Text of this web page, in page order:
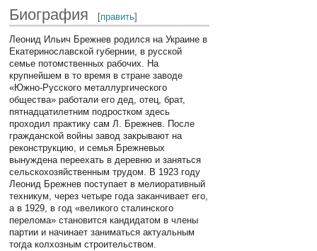
Биография [править]
Леонид Ильич Брежнев родился на Украине в
Екатеринославской губернии, в русской
семье потомственных рабочих. На
крупнейшем в то время в стране заводе
«Южно-Русского металлургического
общества» работали его дед, отец, брат,
пятнадцатилетним подростком здесь
проходил практику сам Л. Брежнев. После
гражданской войны завод закрывают на
реконструкцию, и семья Брежневых
вынуждена переехать в деревню и заняться
сельскохозяйственным трудом. В 1923 году
Леонид Брежнев поступает в мелиоративный
техникум, через четыре года заканчивает его,
а в 1929, в год «великого сталинского
перелома» становится кандидатом в члены
партии и начинает заниматься актуальным
тогда колхозным строительством.